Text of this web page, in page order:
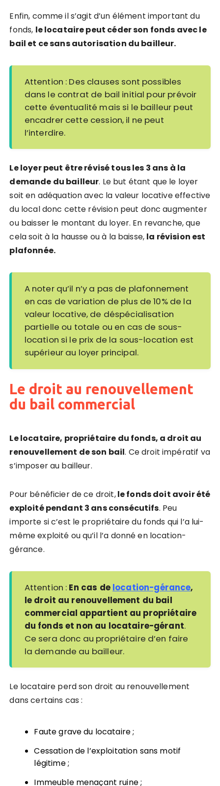
Enfin, comme il s’agit d’un élément important du
fonds, le locataire peut céder son fonds avec le
bail et ce sans autorisation du bailleur.
Attention : Des clauses sont possibles
dans le contrat de bail initial pour prévoir
cette éventualité mais si le bailleur peut
encadrer cette cession, il ne peut
l’interdire.
Le loyer peut être révisé tous les 3 ans à la
demande du bailleur. Le but étant que le loyer
soit en adéquation avec la valeur locative effective
du local donc cette révision peut donc augmenter
ou baisser le montant du loyer. En revanche, que
cela soit à la hausse ou à la baisse, la révision est
plafonnée.
A noter qu’il n’y a pas de plafonnement
en cas de variation de plus de 10% de la
valeur locative, de déspécialisation
partielle ou totale ou en cas de sous-
location si le prix de la sous-location est
supérieur au loyer principal.
Le droit au renouvellement
du bail commercial
Le locataire, propriétaire du fonds, a droit au
renouvellement de son bail. Ce droit impératif va
s’imposer au bailleur.
Pour bénéficier de ce droit,le fonds doit avoir été
exploité pendant 3 ans consécutifs. Peu
importe si c’est le propriétaire du fonds qui l’a lui-
même exploité ou qu’il l’a donné en location-
gérance.
Attention : En cas de location-gérance,
le droit au renouvellement du bail
commercial appartient au propriétaire
du fonds et non au locataire-gérant.
Ce sera donc au propriétaire d’en faire
la demande au bailleur.
Le locataire perd son droit au renouvellement
dans certains cas :
Faute grave du locataire ;
Cessation de l’exploitation sans motif
légitime ;
Immeuble menaçant ruine ;